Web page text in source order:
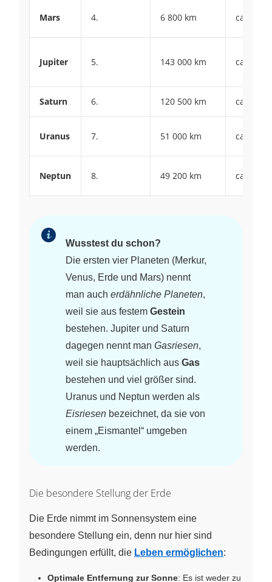
Mars 4. 6 800 km ca. –60
Jupiter 5. 143 000 km ca. –110
Saturn 6. 120 500 km ca. –140
Uranus 7. 51 000 km ca. –195
Neptun 8. 49 200 km ca. –200
Wusstest du schon?
Die ersten vier Planeten (Merkur,
Venus, Erde und Mars) nennt
man auch erdähnliche Planeten,
weil sie aus festem Gestein
bestehen. Jupiter und Saturn
dagegen nennt man Gasriesen,
weil sie hauptsächlich aus Gas
bestehen und viel größer sind.
Uranus und Neptun werden als
Eisriesen bezeichnet, da sie von
einem „Eismantel“ umgeben
werden.
Die besondere Stellung der Erde
Die Erde nimmt im Sonnensystem eine
besondere Stellung ein, denn nur hier sind
Bedingungen erfüllt, die Leben ermöglichen:
Optimale Entfernung zur Sonne: Es ist weder zu